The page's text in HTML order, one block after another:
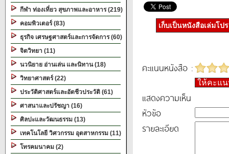
กีฬา ท่องเที่ยว สุขภาพและอาหาร (219)
คอมพิวเตอร์ (83)
ธุรกิจ เศรษฐศาสตร์และการจัดการ (60)
จิตวิทยา (11)
นวนิยาย อ่านเล่น และนิทาน (18)
วิทยาศาสตร์ (22)
ประวัติศาสตร์และอัตชีวประวัติ (61)
ศาสนาและปรัชญา (16)
ศิลปะและวัฒนธรรม (13)
เทคโนโลยี วิศวกรรม อุตสาหกรรม (11)
โทรคมนาคม (2)
เก็บเป็นหนังสือเล่มโป
คะแนนหนังสือ :
ให้คะแ
แสดงความเห็น
หัวข้อ
รายละเอียด